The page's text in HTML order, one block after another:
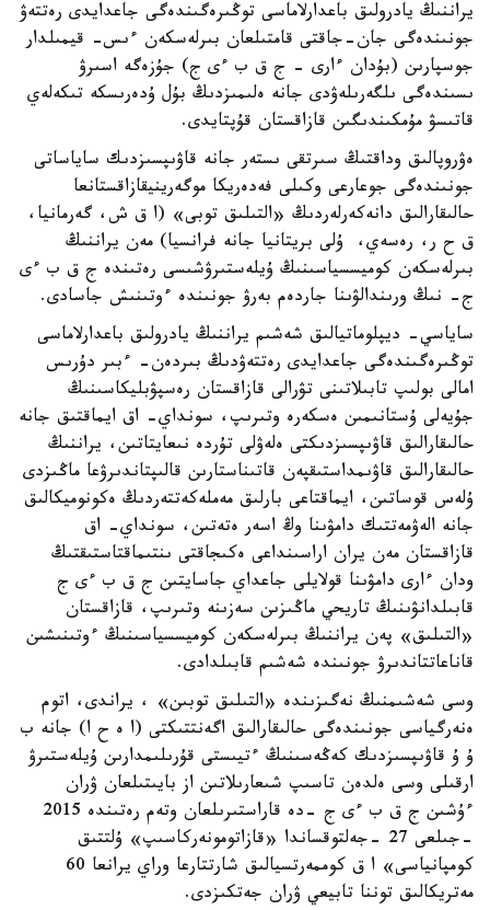
يراننىڭ يادرولىق باعدارلاماسى توڭىرەگىندەگى جاعدايدى رەتتەۋ
جونىندەگى جان-جاقتى قامتىلعان بىرلەسكەن ءىس- قيمىلدار
جوسپارىن (بۇدان ءارى - ج ق ب ءى ج) جۇزەگە اسىرۋ
ىسىندەگى ىلگەرىلەۋدى جانە ەلىمىزدىڭ بۇل ۇدەرىسكە تىكەلەي
قاتىسۋ مۇمكىندىگىن قازاقستان قۇپتايدى.
ەۋروپالىق وداقتىڭ سىرتقى ىستەر جانە قاۋىپسىزدىك ساياساتى
جونىندەگى جوعارعى وكىلى فەدەريكا موگەرينيقازاقستانعا
حالىقارالىق دانەكەرلەردىڭ «التىلىق توبى» (ا ق ش، گەرمانيا،
ق ح ر، رەسەي، ۇلى بريتانيا جانە فرانسيا) مەن يراننىڭ
بىرلەسكەن كوميسسياسىنىڭ ۇيلەستىرۋشىسى رەتىندە ج ق ب ءى
ج- نىڭ ورىندالۋىنا جاردەم بەرۋ جونىندە ءوتىنىش جاسادى.
ساياسي- ديپلوماتيالىق شەشىم يراننىڭ يادرولىق باعدارلاماسى
توڭىرەگىندەگى جاعدايدى رەتتەۋدىڭ بىردەن- ءبىر دۇرىس
امالى بولىپ تابىلاتىنى تۋرالى قازاقستان رەسپۋبليكاسىنىڭ
جۇيەلى ۇستانىمىن ەسكەرە وتىرىپ، سونداي- اق ايماقتىق جانە
حالىقارالىق قاۋىپسىزدىكتى ەلەۋلى تۇردە نىعايتاتىن، يراننىڭ
حالىقارالىق قاۋىمداستىقپەن قاتىناستارىن قالىپتاندىرۋعا ماڭىزدى
ۇلەس قوساتىن، ايماقتاعى بارلىق مەملەكەتتەردىڭ ەكونوميكالىق
جانە الەۋمەتتىك دامۋىنا وڭ اسەر ەتەتىن، سونداي- اق
قازاقستان مەن يران اراسىنداعى ەكىجاقتى ىنتىماقتاستىقتىڭ
ودان ءارى دامۋىنا قولايلى جاعداي جاسايتىن ج ق ب ءى ج
قابىلدانۋىنىڭ تاريحي ماڭىزىن سەزىنە وتىرىپ، قازاقستان
«التىلىق» پەن يراننىڭ بىرلەسكەن كوميسسياسىنىڭ ءوتىنىشىن
قاناعاتتاندىرۋ جونىندە شەشىم قابىلدادى.
وسى شەشىمنىڭ نەگىزىندە «التىلىق توبىن» ، يراندى، اتوم
ەنەرگياسى جونىندەگى حالىقارالىق اگەنتتىكتى (ا ە ح ا) جانە ب
ۇ ۇ قاۋىپسىزدىك كەڭەسىنىڭ ءتيىستى قۇرىلىمدارىن ۇيلەستىرۋ
ارقىلى وسى ەلدەن تاسىپ شىعارىلاتىن از بايىتىلعان ۋران
ءۇشىن ج ق ب ءى ج -دە قاراستىرىلعان وتەم رەتىندە 2015
-جىلعى 27 -جەلتوقساندا «قازاتومونەركاسىپ» ۇلتتىق
كومپانياسى» ا ق كوممەرتسيالىق شارتتارعا وراي يرانعا 60
مەتريكالىق توننا تابيعي ۋران جەتكىزدى.